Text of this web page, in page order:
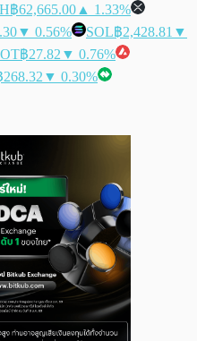
฿62,665.00 ▲ 1.33%
▼ 0.56% SOL฿2,428.81 ▼
฿27.82 ▼ 0.76%
268.32 ▼ 0.30%